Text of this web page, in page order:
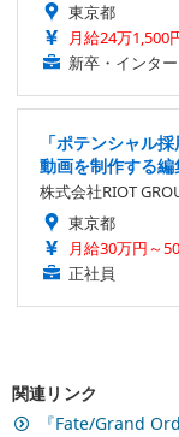
東京都
月給24万1,500
新卒・インタ
「ポテンシャル
動画を制作する編
株式会社RIOT
東京都
月給30万円～
正社員
関連リンク
『Fate/Grand